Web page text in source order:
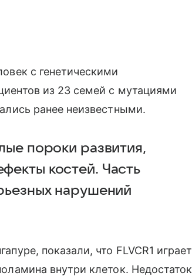
с генетическими
из 23 семей с мутациями
ранее неизвестными.
пороки развития,
костей. Часть
нарушений
показали, что FLVCR1 играет
внутри клеток. Недостаток